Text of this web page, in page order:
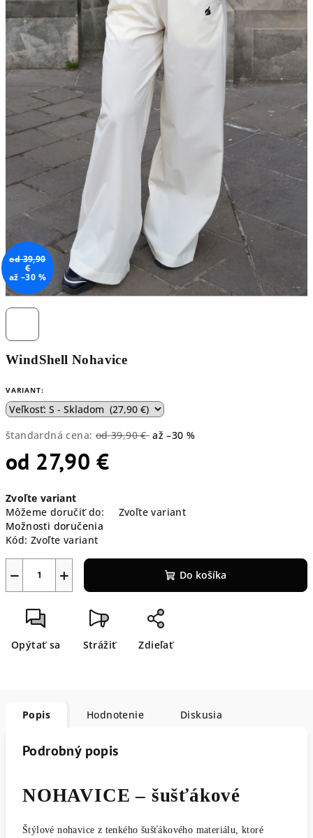
WindShell Nohavice
VARIANT:
štandardná cena: od 39,90 € až –30 %
od 27,90 €
cena:
Zvoľte variant
Môžeme doručiť do:
Zvoľte variant
Možnosti doručenia
Kód: Zvoľte variant
+
− Do košíka
Opýtať sa Strážiť Zdieľať
od 39,90
€
až –30 %
Popis Hodnotenie Diskusia
Podrobný popis
NOHAVICE – šušťákové
Štýlové nohavice z tenkého šušťákového materiálu, ktoré